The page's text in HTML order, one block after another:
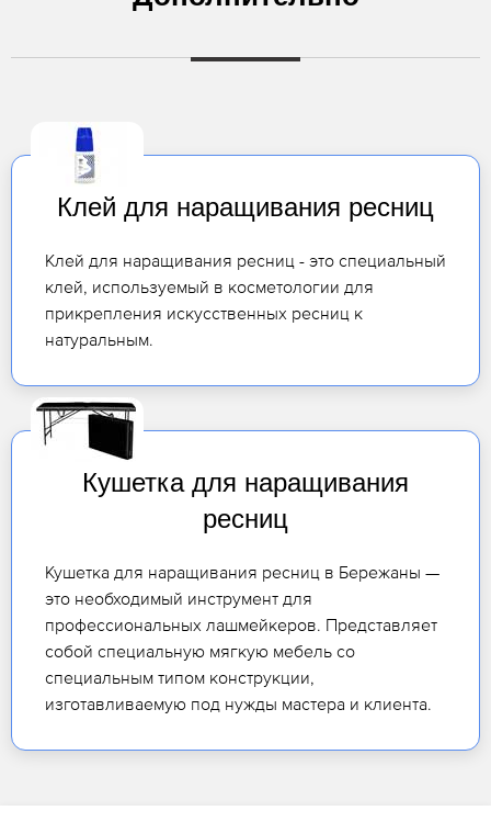
Клей для наращивания ресниц
Клей для наращивания ресниц - это специальный
клей, используемый в косметологии для
прикрепления искусственных ресниц к
натуральным.
Кушетка для наращивания
ресниц
Кушетка для наращивания ресниц в Бережаны —
это необходимый инструмент для
профессиональных лашмейкеров. Представляет
собой специальную мягкую мебель со
специальным типом конструкции,
изготавливаемую под нужды мастера и клиента.